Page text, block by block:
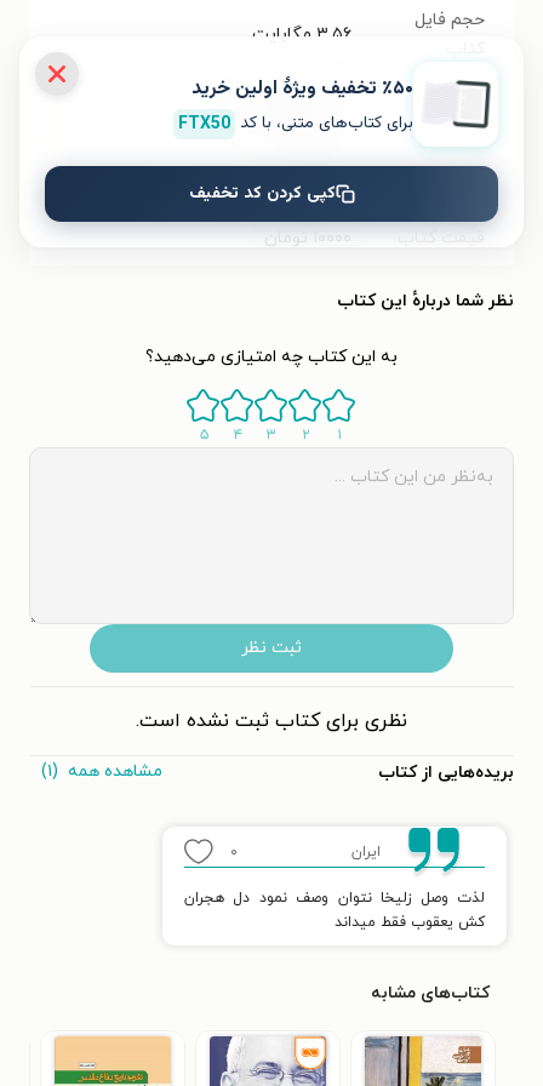
حجم فایل
۳.۵۶ مگابایت
شابک ۹۷۸۶۲۲۷۶۲۱۶۰۰
قیمت کتاب ۱۰۰۰۰ تومان
نظر شما دربارهٔ این کتاب
به این کتاب چه امتیازی می‌دهید؟
۱ ۲ ۳ ۴ ۵
ثبت نظر
نظری برای کتاب ثبت نشده است.
بریده‌هایی از کتاب مشاهده همه (۱)
ایران ۰
لذت وصل زلیخا نتوان وصف نمود دل هجران
کش یعقوب فقط میداند
کتاب‌های مشابه
٪۵۰ تخفیف ویژۀ اولین خرید
برای کتاب‌های متنی، با کد FTX50
کپی کردن کد تخفیف